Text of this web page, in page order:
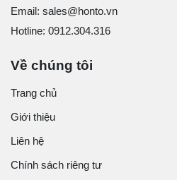
Email: sales@honto.vn
Hotline: 0912.304.316
Về chúng tôi
Trang chủ
Giới thiệu
Liên hệ
Chính sách riêng tư